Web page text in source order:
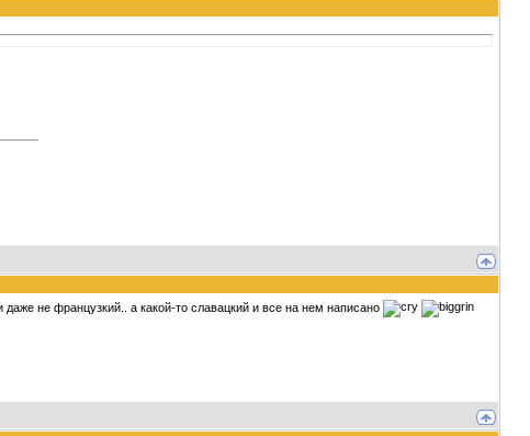
не французкий.. а какой-то славацкий и все на нем написано